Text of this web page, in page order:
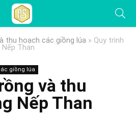
thu hoạch các giồng lúa » Quy trình
Than
giồng lúa
và thu
Nếp Than